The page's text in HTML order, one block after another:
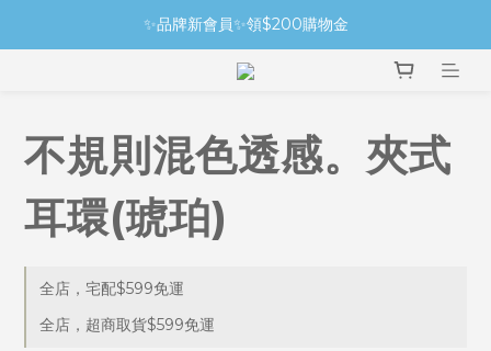
✨品牌新會員✨領$200購物金
不規則混色透感。夾式
耳環(琥珀)
全店，宅配$599免運
全店，超商取貨$599免運